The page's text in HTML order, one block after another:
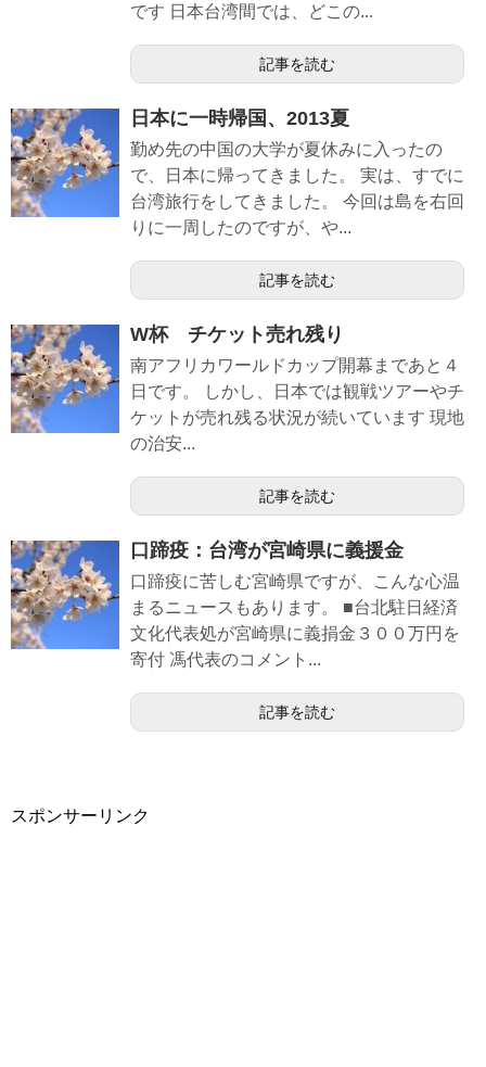
です 日本台湾間では、どこの...
記事を読む
日本に一時帰国、2013夏
勤め先の中国の大学が夏休みに入ったの
で、日本に帰ってきました。 実は、すでに
台湾旅行をしてきました。 今回は島を右回
りに一周したのですが、や...
記事を読む
W杯 チケット売れ残り
南アフリカワールドカップ開幕まであと４
日です。 しかし、日本では観戦ツアーやチ
ケットが売れ残る状況が続いています 現地
の治安...
記事を読む
口蹄疫：台湾が宮崎県に義援金
口蹄疫に苦しむ宮崎県ですが、こんな心温
まるニュースもあります。 ■台北駐日経済
文化代表処が宮崎県に義捐金３００万円を
寄付 馮代表のコメント...
記事を読む
スポンサーリンク